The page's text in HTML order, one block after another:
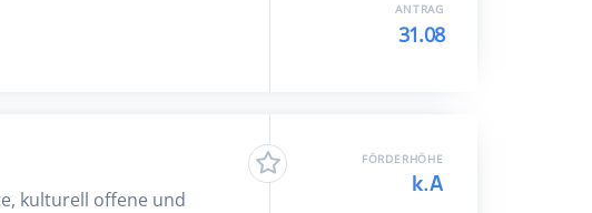
ANTRAG
31.08
kulturell offene und
FÖRDERHÖHE
k.A